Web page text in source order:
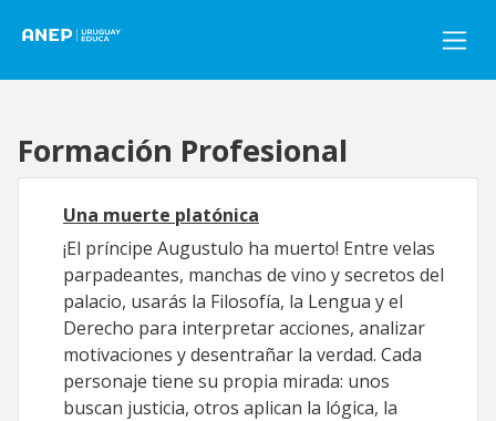
Formación Profesional
Una muerte platónica
¡El príncipe Augustulo ha muerto! Entre velas
parpadeantes, manchas de vino y secretos del
palacio, usarás la Filosofía, la Lengua y el
Derecho para interpretar acciones, analizar
motivaciones y desentrañar la verdad. Cada
personaje tiene su propia mirada: unos
buscan justicia, otros aplican la lógica, la